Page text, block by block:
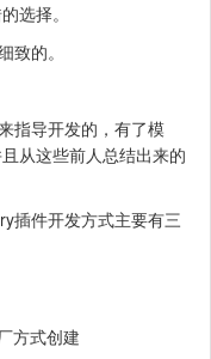
选择。
致的。
指导开发的，有了模
从这些前人总结出来的
插件开发方式主要有三
方式创建